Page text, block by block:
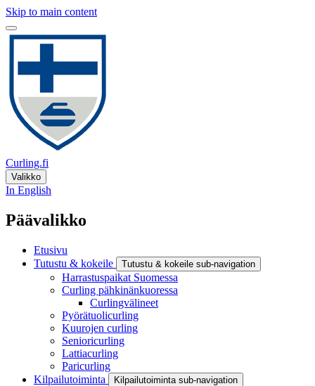
Skip to main content
Curling.fi
Valikko
In English
Päävalikko
Etusivu
Tutustu & kokeile
Tutustu & kokeile sub-navigation
Harrastuspaikat Suomessa
Curling pähkinänkuoressa
Curlingvälineet
Pyörätuolicurling
Kuurojen curling
Senioricurling
Lattiacurling
Paricurling
Kilpailutoiminta
Kilpailutoiminta sub-navigation